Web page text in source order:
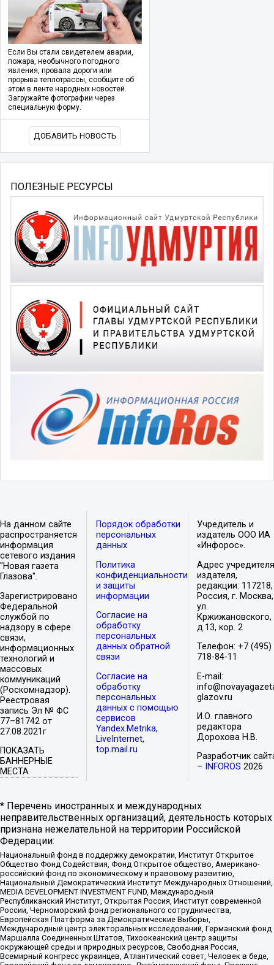
Если Вы стали свидетелем аварии,
пожара, необычного погодного
явления, провала дороги или
прорыва теплотрассы, сообщите об
этом в ленте народных новостей.
Загружайте фотографии через
специальную форму.
ДОБАВИТЬ НОВОСТЬ
ПОЛЕЗНЫЕ РЕСУРСЫ
На данном сайте
распространяется
информация
сетевого издания
"Новая газета
Глазова".
Зарегистрировано
Федеральной
службой по
надзору в сфере
связи,
информационных
технологий и
массовых
коммуникаций
(Роскомнадзор).
Реестровая
запись Эл № ФС
77–81742 от
27.08.2021г
ПОКАЗАТЬ
БАННЕРНЫЕ
МЕСТА
Порядок обработки
персональных
данных
Политика
конфиденциальности
и защиты
информации
Согласие на
обработку
персональных
данных обратной
связи
Согласие на
обработку
персональных
данных с помощью
сервисов
Yandex.Metrika,
LiveInternet,
top.mail.ru
Учредитель и
издатель ООО ИА
«Инфорос».
Адрес
издателя,
редакции: 117218,
Россия, г. Москва,
ул.
Кржижановского,
д.13, кор. 2
Телефон: +7 (495)
718-84-11
E-mail:
glazov.ru
И.О. главного
редактора
Дорохова Н.В.
Разработчик
–
INFOROS 2026
* Перечень иностранных и международных
неправительственных организаций, деятельность которых
признана нежелательной на территории Российской
Федерации:
Национальный фонд в поддержку демократии, Институт Открытое
Общество Фонд Содействия, Фонд Открытое общество, Американо-
российский фонд по экономическому и правовому развитию,
Национальный Демократический Институт Международных Отношений,
MEDIA DEVELOPMENT INVESTMENT FUND, Международный
Республиканский Институт, Открытая Россия, Институт современной
России, Черноморский фонд регионального сотрудничества,
Европейская Платформа за Демократические Выборы,
Международный центр электоральных исследований, Германский фонд
Маршалла Соединенных Штатов, Тихоокеанский центр защиты
окружающей среды и природных ресурсов, Свободная Россия,
Всемирный конгресс украинцев, Атлантический совет, Человек в беде,